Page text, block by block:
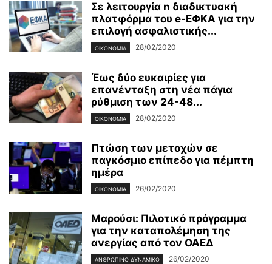
Σε λειτουργία n διαδικτυακή
πλατφόρμα του e-ΕΦΚΑ για την
επιλογή ασφαλιστικής...
ΟΙΚΟΝΟΜΊΑ 28/02/2020
Έως δύο ευκαιρίες για
επανένταξη στη νέα πάγια
ρύθμιση των 24-48...
ΟΙΚΟΝΟΜΊΑ 28/02/2020
Πτώση των μετοχών σε
παγκόσμιο επίπεδο για πέμπτη
ημέρα
ΟΙΚΟΝΟΜΊΑ 26/02/2020
Μαρούσι: Πιλοτικό πρόγραμμα
για την καταπολέμηση της
ανεργίας από τον ΟΑΕΔ
ΑΝΘΡΏΠΙΝΟ ΔΥΝΑΜΙΚΌ 26/02/2020